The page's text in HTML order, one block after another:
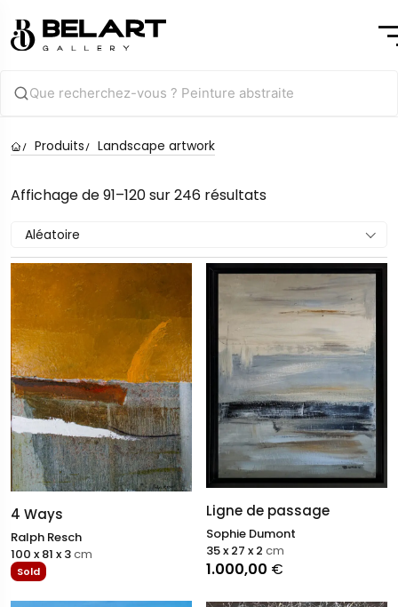
Produits Landscape artwork
Affichage de 91–120 sur 246 résultats
Aléatoire
4 Ways
Ralph Resch
Sold
100 x 81 x 3cm
Ligne de passage
Sophie Dumont
1.000,00 €
35 x 27 x 2 cm